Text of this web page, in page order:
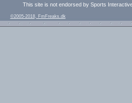
This site is not endorsed by Sports
©2005-2018, FmFreaks.dk